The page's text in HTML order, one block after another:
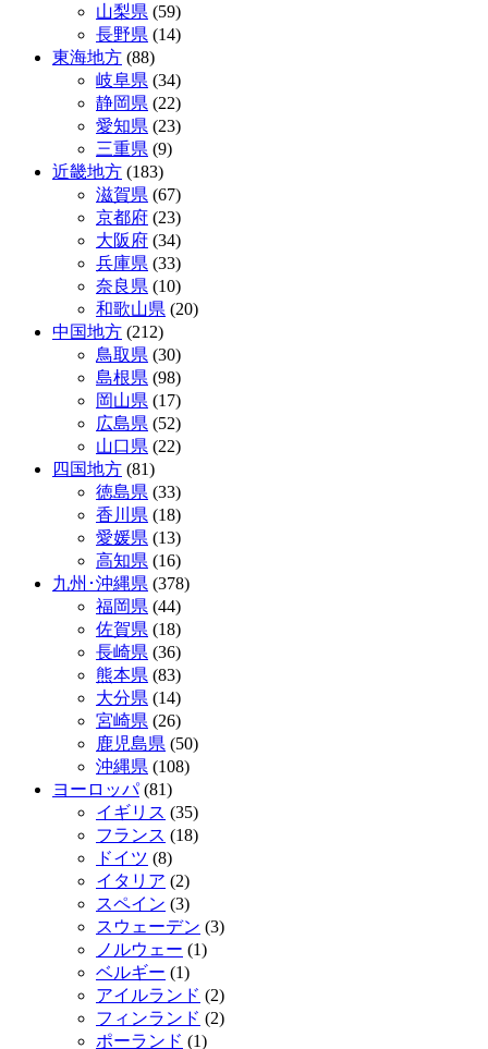
山梨県 (59)
長野県 (14)
東海地方 (88)
岐阜県 (34)
静岡県 (22)
愛知県 (23)
三重県 (9)
近畿地方 (183)
滋賀県 (67)
京都府 (23)
大阪府 (34)
兵庫県 (33)
奈良県 (10)
和歌山県 (20)
中国地方 (212)
鳥取県 (30)
島根県 (98)
岡山県 (17)
広島県 (52)
山口県 (22)
四国地方 (81)
徳島県 (33)
香川県 (18)
愛媛県 (13)
高知県 (16)
九州･沖縄県 (378)
福岡県 (44)
佐賀県 (18)
長崎県 (36)
熊本県 (83)
大分県 (14)
宮崎県 (26)
鹿児島県 (50)
沖縄県 (108)
ヨーロッパ(81)
イギリス (35)
フランス (18)
ドイツ (8)
イタリア (2)
スペイン (3)
スウェーデン (3)
ノルウェー (1)
ベルギー (1)
アイルランド (2)
フィンランド (2)
ポーランド (1)